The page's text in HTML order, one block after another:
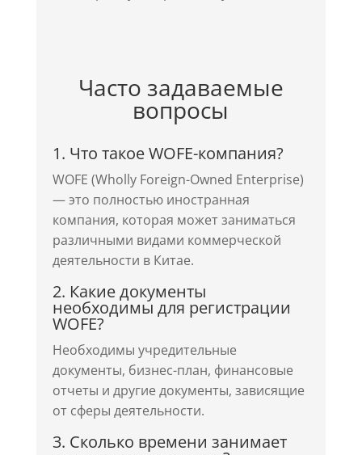
Часто задаваемые
вопросы
1. Что такое WOFE-компания?
WOFE (Wholly Foreign-Owned Enterprise)
— это полностью иностранная
компания, которая может заниматься
различными видами коммерческой
деятельности в Китае.
2. Какие документы
необходимы для регистрации
WOFE?
Необходимы учредительные
документы, бизнес-план, финансовые
отчеты и другие документы, зависящие
от сферы деятельности.
3. Сколько времени занимает